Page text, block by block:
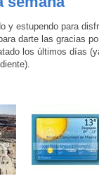
y estupendo para
darte las gracias
los últimos días